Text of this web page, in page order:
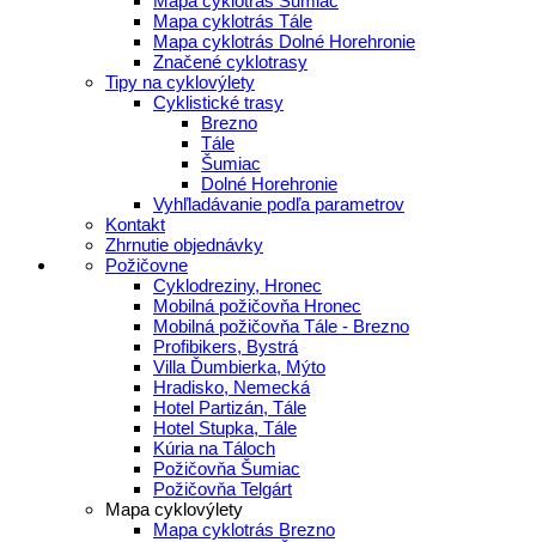
Mapa cyklotrás Tále
Mapa cyklotrás Dolné Horehronie
Značené cyklotrasy
Tipy na cyklovýlety
Cyklistické trasy
Brezno
Tále
Šumiac
Dolné Horehronie
Vyhľladávanie podľa parametrov
Kontakt
Zhrnutie objednávky
Požičovne
Cyklodreziny, Hronec
Mobilná požičovňa Hronec
Mobilná požičovňa Tále - Brezno
Profibikers, Bystrá
Villa Ďumbierka, Mýto
Hradisko, Nemecká
Hotel Partizán, Tále
Hotel Stupka, Tále
Kúria na Táloch
Požičovňa Šumiac
Požičovňa Telgárt
Mapa cyklovýlety
Mapa cyklotrás Brezno